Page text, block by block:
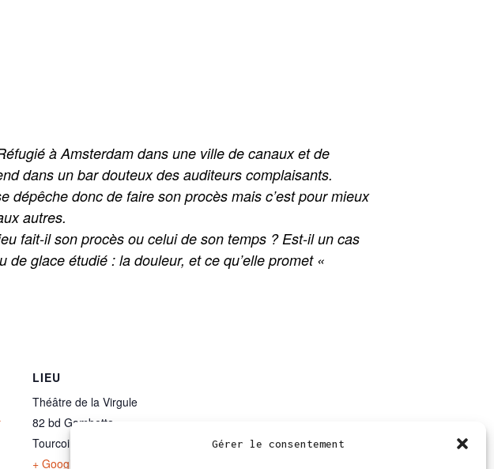
Gérer le consentement
à Amsterdam dans une ville de canaux et de
dans un bar douteux des auditeurs complaisants.
dépêche donc de faire son procès mais c’est pour mieux
autres.
fait-il son procès ou celui de son temps ? Est-il un cas
glace étudié : la douleur, et ce qu’elle promet «
LIEU
Théâtre de la Virgule
82 bd Gambetta
Tourcoing
+ Google Map